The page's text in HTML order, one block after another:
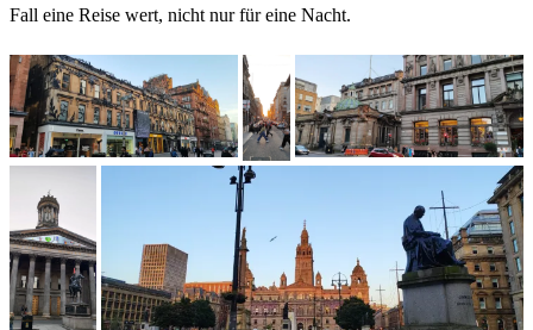
Fall eine Reise wert, nicht nur für eine Nacht.